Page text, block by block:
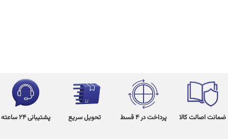
ضمانت اصالت کالا پرداخت در 4 قسط تحویل سریع پشتیبانی 24 ساعته